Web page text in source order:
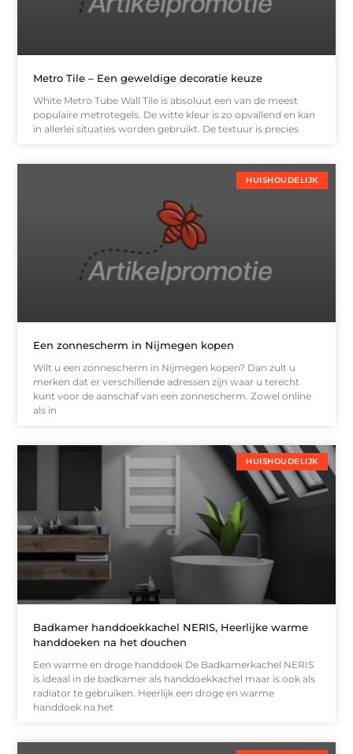
Metro Tile – Een geweldige decoratie keuze
White Metro Tube Wall Tile is absoluut een van de meest
populaire metrotegels. De witte kleur is zo opvallend en kan
in allerlei situaties worden gebruikt. De textuur is precies
HUISHOUDELIJK
Een zonnescherm in Nijmegen kopen
Wilt u een zonnescherm in Nijmegen kopen? Dan zult u
merken dat er verschillende adressen zijn waar u terecht
kunt voor de aanschaf van een zonnescherm. Zowel online
als in
HUISHOUDELIJK
Badkamer handdoekkachel NERIS, Heerlijke warme
handdoeken na het douchen
Een warme en droge handdoek De Badkamerkachel NERIS
is ideaal in de badkamer als handdoekkachel maar is ook als
radiator te gebruiken. Heerlijk een droge en warme
handdoek na het